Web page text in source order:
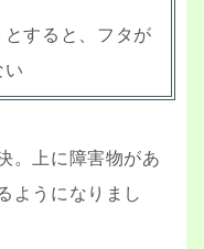
すると、フタが
い
。上に障害物があ
ようになりまし